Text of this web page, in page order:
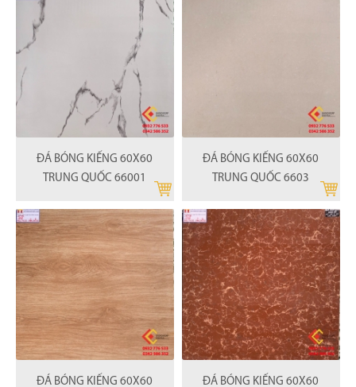
ĐÁ BÓNG KIẾNG 60X60
TRUNG QUỐC 66001
ĐÁ BÓNG KIẾNG 60X60
TRUNG QUỐC 6603
ĐÁ BÓNG KIẾNG 60X60
ĐÁ BÓNG KIẾNG 60X60